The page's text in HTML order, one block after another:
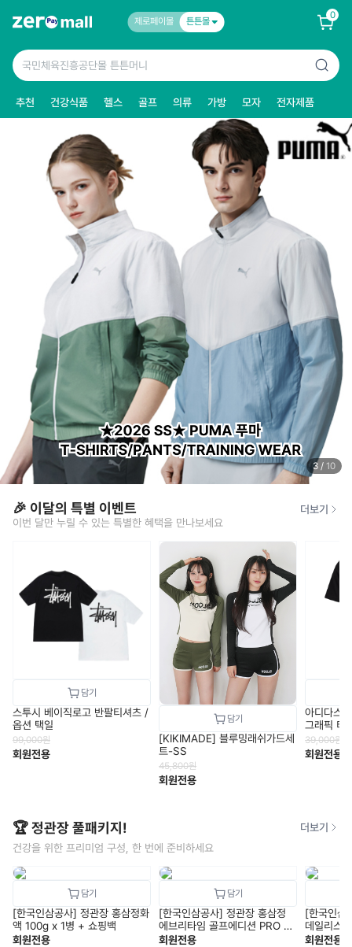
제로페이몰 튼튼몰
0
추천 건강식품 헬스 골프 의류 가방 모자 전자제품
3 / 10
🎉 이달의 특별 이벤트
이번 달만 누릴 수 있는 특별한 혜택을 만나보세요
더보기
스투시 베이직로고 반팔티셔츠 /
옵션 택일
99,000원
회원전용
[KIKIMADE] 블루밍래쉬가드세
트-SS
45,800원
회원전용
아디다스
그래픽
39,000원
회원전용
🏆 정관장 풀패키지!
건강을 위한 프리미엄 구성, 한 번에 준비하세요
더보기
[한국인삼공사] 정관장 홍삼정화
액 100g x 1병 + 쇼핑백
회원전용
[한국인삼공사] 정관장 홍삼정
에브리타임 골프에디션 PRO V1
+ 쇼핑백
회원전용
[한국인삼
데일리스
핑백
회원전용